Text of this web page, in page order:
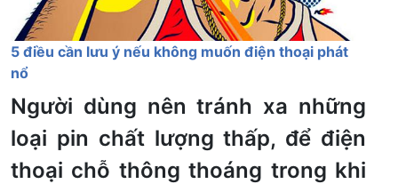
5 điều cần lưu ý nếu không muốn điện thoại phát
nổ
Người dùng nên tránh xa những
loại pin chất lượng thấp, để điện
thoại chỗ thông thoáng trong khi